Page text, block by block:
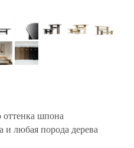
оттенка шпона
любая порода дерева